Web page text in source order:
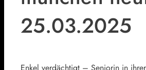
25.03.2025
Enkel verdächtigt – Seniorin in